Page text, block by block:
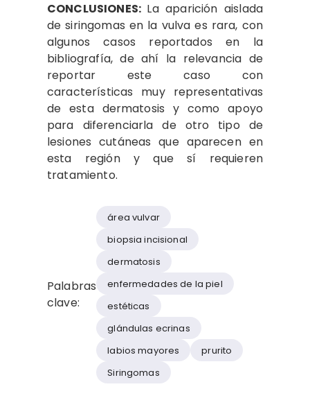
CONCLUSIONES: La aparición aislada
de siringomas en la vulva es rara, con
algunos casos reportados en la
bibliografía, de ahí la relevancia de
reportar este caso con
características muy representativas
de esta dermatosis y como apoyo
para diferenciarla de otro tipo de
lesiones cutáneas que aparecen en
esta región y que sí requieren
tratamiento.
Palabras
clave:
área vulvar
biopsia incisional
dermatosis
enfermedades de la piel
estéticas
glándulas ecrinas
labios mayores
prurito
Siringomas